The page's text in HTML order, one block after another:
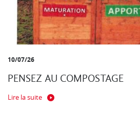
10/07/26
PENSEZ AU COMPOSTAGE
Lire la suite